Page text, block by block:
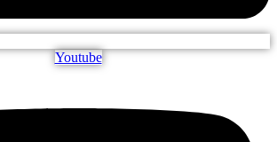
Youtube